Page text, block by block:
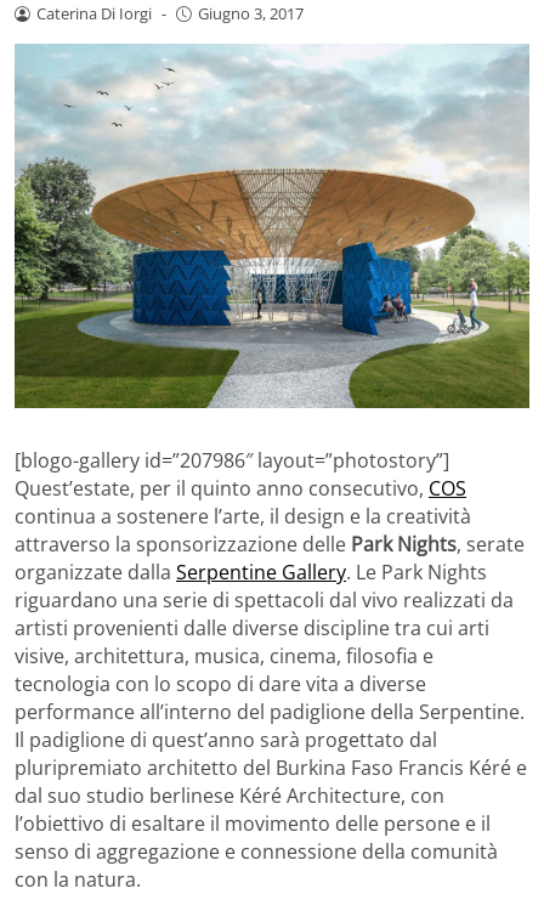
Caterina Di Iorgi - Giugno 3, 2017
[blogo-gallery id=”207986″ layout=”photostory”]
Quest’estate, per il quinto anno consecutivo, COS
continua a sostenere l’arte, il design e la creatività
attraverso la sponsorizzazione delle Park Nights, serate
organizzate dalla Serpentine Gallery. Le Park Nights
riguardano una serie di spettacoli dal vivo realizzati da
artisti provenienti dalle diverse discipline tra cui arti
visive, architettura, musica, cinema, filosofia e
tecnologia con lo scopo di dare vita a diverse
performance all’interno del padiglione della Serpentine.
Il padiglione di quest’anno sarà progettato dal
pluripremiato architetto del Burkina Faso Francis Kéré e
dal suo studio berlinese Kéré Architecture, con
l’obiettivo di esaltare il movimento delle persone e il
senso di aggregazione e connessione della comunità
con la natura.